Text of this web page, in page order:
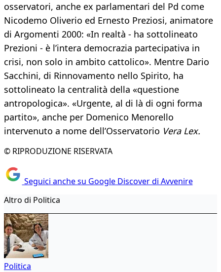
osservatori, anche ex parlamentari del Pd come
Nicodemo Oliverio ed Ernesto Preziosi, animatore
di Argomenti 2000: «In realtà - ha sottolineato
Prezioni - è l’intera democrazia partecipativa in
crisi, non solo in ambito cattolico». Mentre Dario
Sacchini, di Rinnovamento nello Spirito, ha
sottolineato la centralità della «questione
antropologica». «Urgente, al di là di ogni forma
partito», anche per Domenico Menorello
intervenuto a nome dell’Osservatorio Vera Lex.
© RIPRODUZIONE RISERVATA
Seguici anche su Google Discover di Avvenire
Altro di Politica
Politica